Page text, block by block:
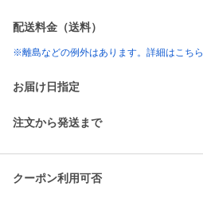
配送料金（送料）
※離島などの例外はあります。詳細はこちら
お届け日指定
注文から発送まで
クーポン利用可否